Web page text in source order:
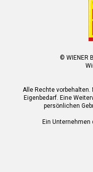
© WIENER
Alle Rechte
Eigenbedarf. Eine
persönlichen
Ein Unternehmen